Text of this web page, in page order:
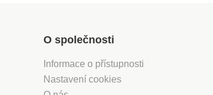
O společnosti
Informace o přístupnosti
Nastavení cookies